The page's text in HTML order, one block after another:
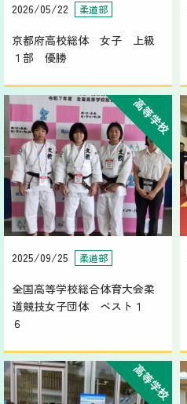
2026/05/22 柔道部
京都府高校総体 女子 上級
１部 優勝
高等学校
2025/09/25 柔道部
全国高等学校総合体育大会柔
道競技女子団体 ベスト１
６
高等学校